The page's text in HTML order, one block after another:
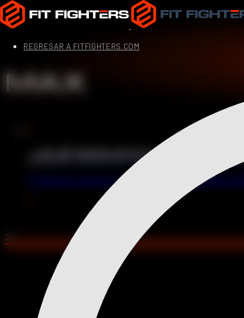
REGRESAR A FITFIGHTERS.COM
MAX
¿QUÉ SIGNIFICA "MAX"
En algunas ocasiones, las rutinas de entrenamiento